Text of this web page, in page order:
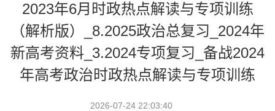
2023年6月时政热点解读与专项训练
（解析版）_8.2025政治总复习_2024年
新高考资料_3.2024专项复习_备战2024
年高考政治时政热点解读与专项训练
2026-07-24 22:03:40